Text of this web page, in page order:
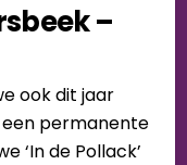
–
ook dit jaar
permanente
‘In de Pollack’